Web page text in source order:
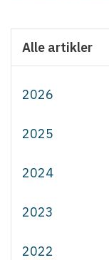
Alle artikler
2026
2025
2024
2023
2022